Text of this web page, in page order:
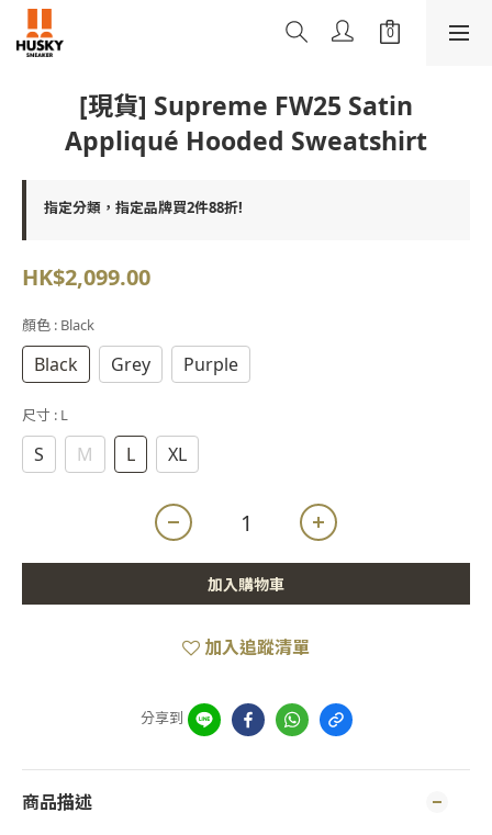
[現貨] Supreme FW25 Satin
Appliqué Hooded Sweatshirt
指定分類，指定品牌買2件88折!
HK$2,099.00
顏色 : Black
Black Grey Purple
尺寸 : L
S M L XL
加入購物車
加入追蹤清單
分享到
商品描述